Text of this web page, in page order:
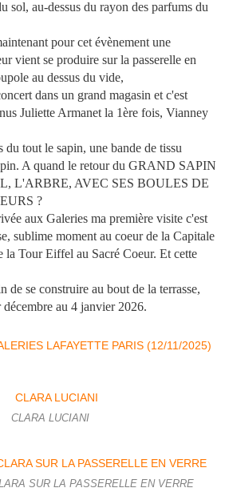
sol, au-dessus du rayon des parfums du
pour cet évènement une
vient se produire sur la passerelle en
au dessus du vide,
dans un grand magasin et c'est
Juliette Armanet la 1ère fois, Vianney
du tout le sapin, une bande de tissu
A quand le retour du GRAND SAPIN
L'ARBRE, AVEC SES BOULES DE
?
aux Galeries ma première visite c'est
sublime moment au coeur de la Capitale
la Tour Eiffel au Sacré Coeur. Et cette
de se construire au bout de la terrasse,
au 4 janvier 2026.
CLARA LUCIANI
SUR LA PASSERELLE EN VERRE